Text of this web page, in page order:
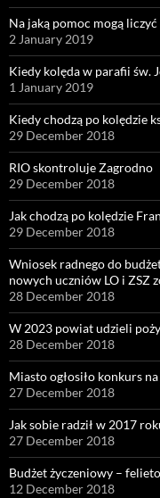
Na jaką pomoc mogą
2 January 2019
Kiedy kolęda w parafii św.
1 January 2019
Kiedy chodzą po kolędzie
29 December 2018
RIO skontroluje Zagrodno
29 December 2018
Jak chodzą po kolędzie
29 December 2018
Wniosek radnego do
nowych uczniów LO i ZSZ
28 December 2018
W 2023 powiat udzieli
28 December 2018
Miasto ogłosiło konkurs
27 December 2018
Jak sobie radził w 2017
27 December 2018
Budżet życzeniowy –
12 December 2018